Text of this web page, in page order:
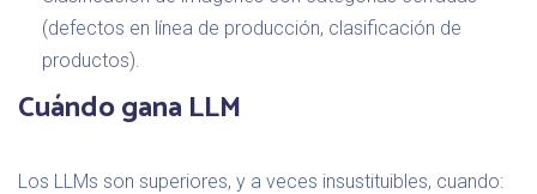
(defectos en línea de producción, clasificación de
productos).
Cuándo gana LLM
Los LLMs son superiores, y a veces insustituibles, cuando: